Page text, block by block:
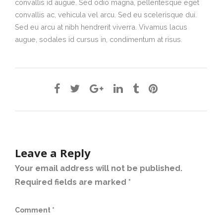
convallis id augue. Sed odio magna, pellentesque eget
convallis ac, vehicula vel arcu. Sed eu scelerisque dui.
Sed eu arcu at nibh hendrerit viverra. Vivamus lacus
augue, sodales id cursus in, condimentum at risus.
Leave a Reply
Your email address will not be published.
Required fields are marked *
Comment *